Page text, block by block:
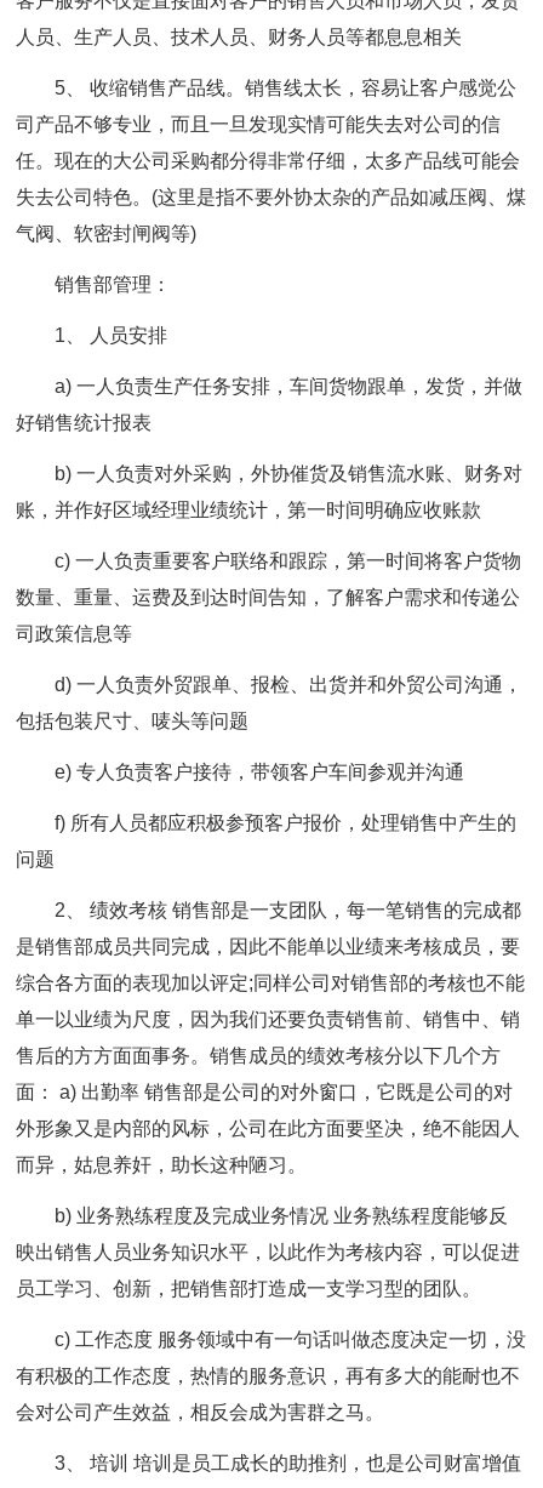
人员、生产人员、技术人员、财务人员等都息息相关
5、 收缩销售产品线。销售线太长，容易让客户感觉公
司产品不够专业，而且一旦发现实情可能失去对公司的信
任。现在的大公司采购都分得非常仔细，太多产品线可能会
失去公司特色。(这里是指不要外协太杂的产品如减压阀、煤
气阀、软密封闸阀等)
销售部管理：
1、 人员安排
a) 一人负责生产任务安排，车间货物跟单，发货，并做
好销售统计报表
b) 一人负责对外采购，外协催货及销售流水账、财务对
账，并作好区域经理业绩统计，第一时间明确应收账款
c) 一人负责重要客户联络和跟踪，第一时间将客户货物
数量、重量、运费及到达时间告知，了解客户需求和传递公
司政策信息等
d) 一人负责外贸跟单、报检、出货并和外贸公司沟通，
包括包装尺寸、唛头等问题
e) 专人负责客户接待，带领客户车间参观并沟通
f) 所有人员都应积极参预客户报价，处理销售中产生的
问题
2、 绩效考核 销售部是一支团队，每一笔销售的完成都
是销售部成员共同完成，因此不能单以业绩来考核成员，要
综合各方面的表现加以评定;同样公司对销售部的考核也不能
单一以业绩为尺度，因为我们还要负责销售前、销售中、销
售后的方方面面事务。销售成员的绩效考核分以下几个方
面： a) 出勤率 销售部是公司的对外窗口，它既是公司的对
外形象又是内部的风标，公司在此方面要坚决，绝不能因人
而异，姑息养奸，助长这种陋习。
b) 业务熟练程度及完成业务情况 业务熟练程度能够反
映出销售人员业务知识水平，以此作为考核内容，可以促进
员工学习、创新，把销售部打造成一支学习型的团队。
c) 工作态度 服务领域中有一句话叫做态度决定一切，没
有积极的工作态度，热情的服务意识，再有多大的能耐也不
会对公司产生效益，相反会成为害群之马。
3、 培训 培训是员工成长的助推剂，也是公司财富增值